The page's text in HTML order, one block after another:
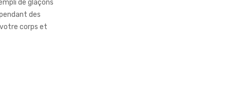
de glaçons
des
corps et